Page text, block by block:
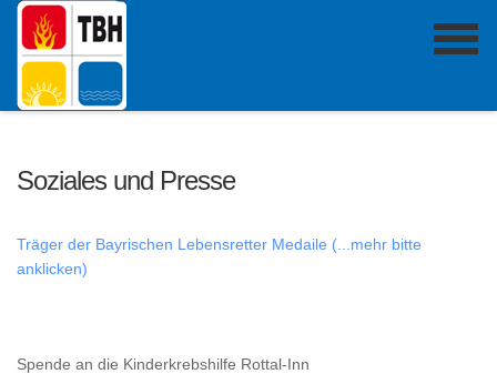
Soziales und Presse
Träger der Bayrischen Lebensretter Medaile (...mehr bitte
anklicken)
Spende an die Kinderkrebshilfe Rottal-Inn